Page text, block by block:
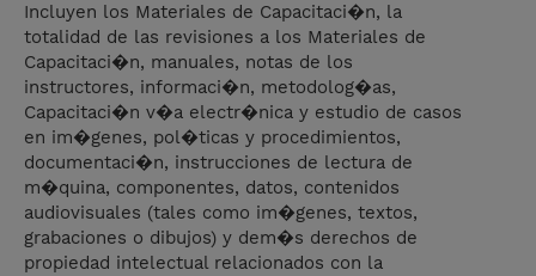
Incluyen los Materiales de Capacitaci�n, la
totalidad de las revisiones a los Materiales de
Capacitaci�n, manuales, notas de los
instructores, informaci�n, metodolog�as,
Capacitaci�n v�a electr�nica y estudio de casos
en im�genes, pol�ticas y procedimientos,
documentaci�n, instrucciones de lectura de
m�quina, componentes, datos, contenidos
audiovisuales (tales como im�genes, textos,
grabaciones o dibujos) y dem�s derechos de
propiedad intelectual relacionados con la